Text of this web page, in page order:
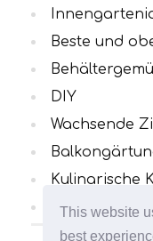
This website
best
Beste und
DIY
Wachsende
Kulinarische
Alle